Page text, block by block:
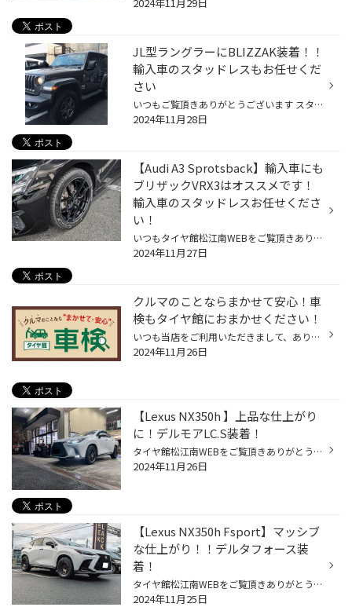
JL型ラングラーにBLIZZAK装着！！
輸入車のスタッドレスもお任せくだ
さい
いつもご覧頂きありがとうございます スタッフのさかいです 日本であまり使われないサイズのスタッドレスタイヤは探すのが大変・・・ 今回はジープ ラングラーのスタッドレス作業をご紹介します。 純正では245/75R17 通常であれば245/75R17とかでご案内したい所ですが・・・ なんとスタッドレスのラ...
2024年11月28日
【Audi A3 Sprotsback】輸入車にも
ブリザックVRX3はオススメです！
輸入車のスタッドレスお任せくださ
い！
いつもタイヤ館松江南WEBをご覧頂きありがとうございます スタッフのさかいです さて本日ご紹介する作業は アウディ A3 Sportsbackにスタッドレス取り付けになります！ ありがとうございます！！！ 当店では国産車はもちろん輸入車のスタッドレスもお任せください！ 実績も多数あり！ 【Renaut】人...
2024年11月27日
クルマのことならまかせて安心！車
検もタイヤ館におまかせください！
いつも当店をご利用いただきまして、ありがとうございます。 突然ですが、 タイヤ館でおクルマの車検も取り扱っていることご存じですか？ タイヤ館といえば、タイヤ専門店というイメージから、 タイヤを購入するだけのお店というイメージを持たれているお客様も多く、 車検も取り扱っていることをお...
2024年11月26日
【Lexus NX350h 】上品な仕上がり
に！デルモアLC.S装着！
タイヤ館松江南WEBをご覧頂きありがとうございます 本日はスタッドレスタイヤ装着の紹介です！ レクサス新型NXにブリヂストンDM-V3、WedsデルモアLC.S装着です！ 純正18インチを17インチまでインチダウン！ 装着するホイールはWedsデルモアLC.S！ Delmoreは、車種専用ホイールブランドで、そのブラ...
2024年11月26日
【Lexus NX350h Fsport】マッシブ
な仕上がり！！デルタフォース装
着！
タイヤ館松江南WEBをご覧頂きありがとうございます スタッフのさかいです 本日はオフ系カスタムのご紹介！ レクサス新型NXに大人気デルタフォースを装着です！ ※当記事でご紹介する内容はメーカー適合確認されてない為、 装着可否に関して保証するものではございません。 純正20インチを17インチま...
2024年11月25日